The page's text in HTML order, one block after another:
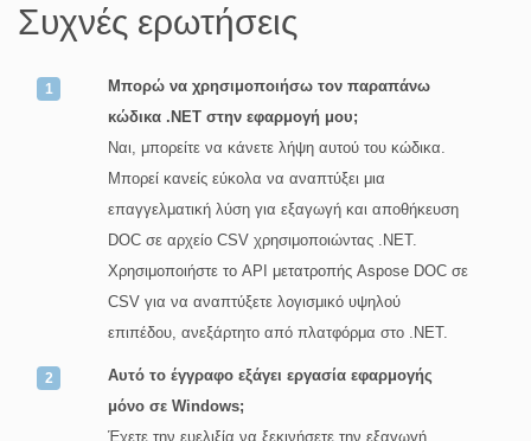
Συχνές ερωτήσεις
Μπορώ να χρησιμοποιήσω τον παραπάνω
κώδικα .NET στην εφαρμογή μου;
Ναι, μπορείτε να κάνετε λήψη αυτού του κώδικα.
Μπορεί κανείς εύκολα να αναπτύξει μια
επαγγελματική λύση για εξαγωγή και αποθήκευση
DOC σε αρχείο CSV χρησιμοποιώντας .NET.
Χρησιμοποιήστε το API μετατροπής Aspose DOC σε
CSV για να αναπτύξετε λογισμικό υψηλού
επιπέδου, ανεξάρτητο από πλατφόρμα στο .NET.
Αυτό το έγγραφο εξάγει εργασία εφαρμογής
μόνο σε Windows;
Έχετε την ευελιξία να ξεκινήσετε την εξαγωγή